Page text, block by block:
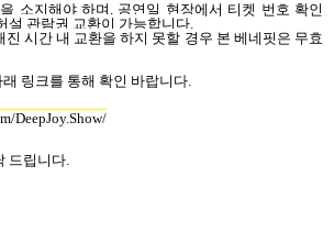
소지해야 하며, 공연일 현장에서 티켓 번호 확인
설 관람권 교환이 가능합니다.
진 시간 내 교환을 하지 못할 경우 본 베네핏은 무효
링크를 통해 확인 바랍니다.
DeepJoy.Show/
드립니다.